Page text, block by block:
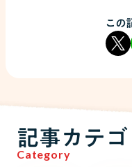
この
記事カテゴ
Category